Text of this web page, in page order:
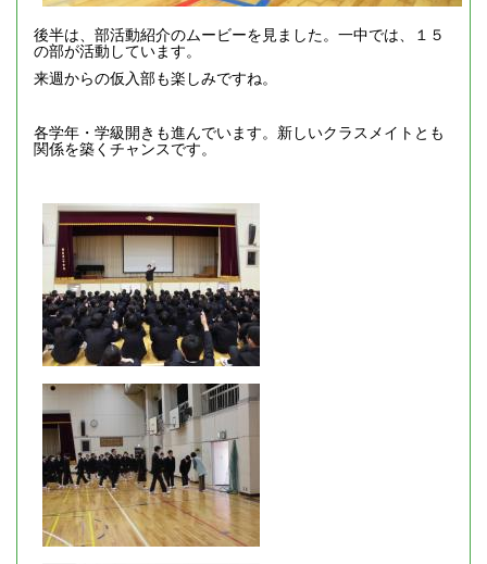
後半は、部活動紹介のムービーを見ました。一中では、１５
の部が活動しています。
来週からの仮入部も楽しみですね。
各学年・学級開きも進んでいます。新しいクラスメイトとも
関係を築くチャンスです。